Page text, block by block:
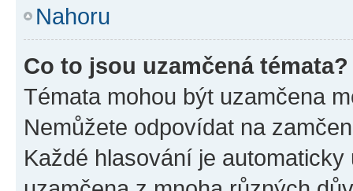
Nahoru
Co to jsou uzamčená témata?
Témata mohou být uzamčena
Nemůžete odpovídat na
Každé hlasování je